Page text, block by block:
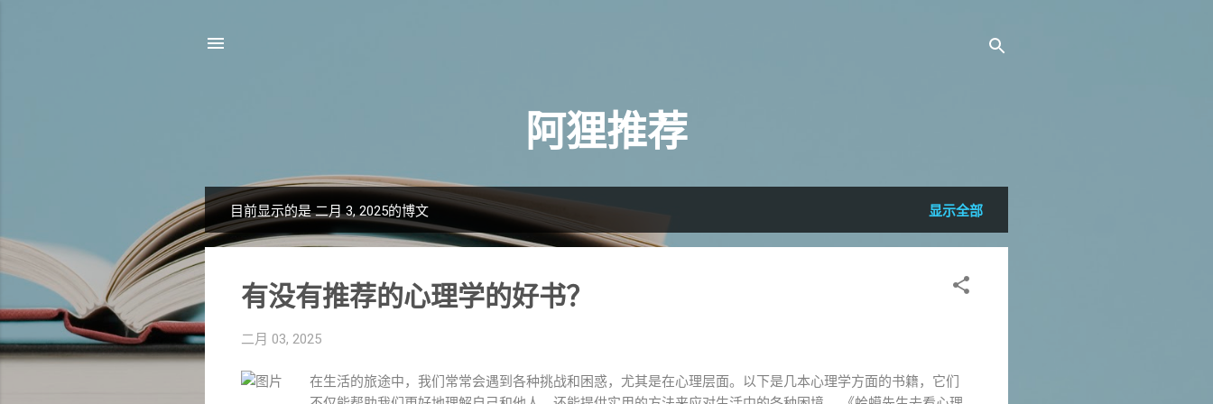
阿狸推荐
博
文
目前显示的是 二月 3, 2025的博文 显示全部
有没有推荐的心理学的好书？
二月 03, 2025
在生活的旅途中，我们常常会遇到各种挑战和困惑，尤其是在心理层面。以下是几本心理学方面的书籍，它们